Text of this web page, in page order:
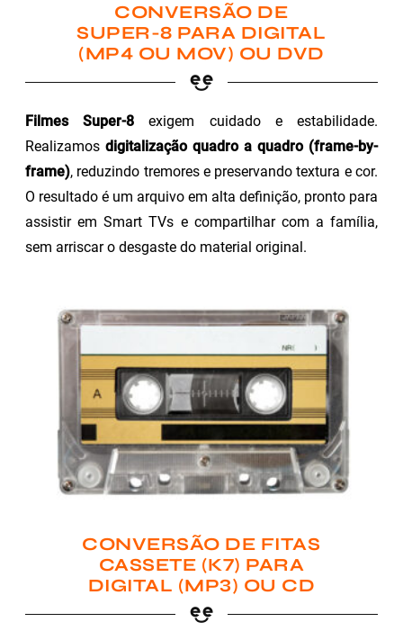
CONVERSÃO DE
SUPER-8 PARA DIGITAL
(MP4 OU MOV) OU DVD
Filmes Super-8 exigem cuidado e estabilidade.
Realizamos digitalização quadro a quadro (frame-by-
frame), reduzindo tremores e preservando textura e cor.
O resultado é um arquivo em alta definição, pronto para
assistir em Smart TVs e compartilhar com a família,
sem arriscar o desgaste do material original.
CONVERSÃO DE FITAS
CASSETE (K7) PARA
DIGITAL (MP3) OU CD